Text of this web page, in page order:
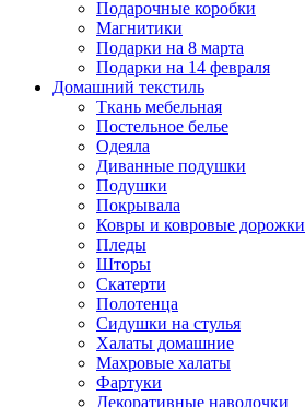
Подарочные коробки
Магнитики
Подарки на 8 марта
Подарки на 14 февраля
Домашний текстиль
Ткань мебельная
Постельное белье
Одеяла
Диванные подушки
Подушки
Покрывала
Ковры и ковровые дорожки
Пледы
Шторы
Скатерти
Полотенца
Сидушки на стулья
Халаты домашние
Махровые халаты
Фартуки
Декоративные наволочки